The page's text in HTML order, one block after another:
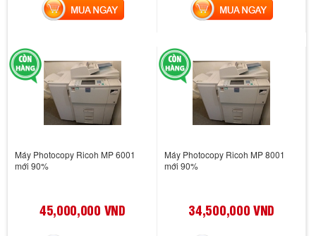
MUA NGAY MUA NGAY
Máy Photocopy Ricoh MP 6001
mới 90%
45,000,000 VND
Máy Photocopy Ricoh MP 8001
mới 90%
34,500,000 VND